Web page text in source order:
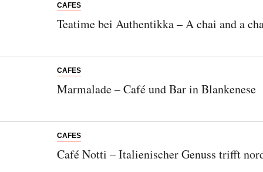
CAFES
Teatime bei Authentikka – A chai and a
CAFES
Marmalade – Café und Bar in Blankenese
CAFES
Café Notti – Italienischer Genuss trifft